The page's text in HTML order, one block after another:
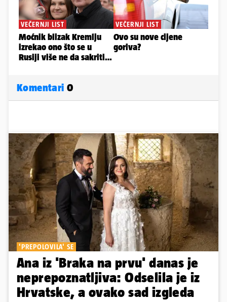
Komentari 0
'PREPOLOVILA' SE
Ana iz 'Braka na prvu' danas je
neprepoznatljiva: Odselila je iz
Hrvatske, a ovako sad izgleda